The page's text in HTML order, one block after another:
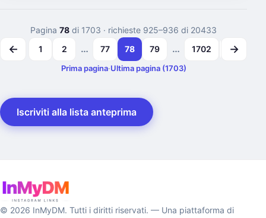
Pagina 78 di 1703 · richieste 925–936 di 20433
← 1 2 … 77 78 79 … 1702 1703
→
Prima pagina·Ultima pagina (1703)
Iscriviti alla lista anteprima
© 2026 InMyDM. Tutti i diritti riservati. — Una piattaforma di